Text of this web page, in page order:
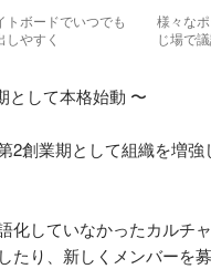
トボードでいつでも
しやすく
様々な
じ場で
として本格始動 〜
2創業期として組織を増
化していなかったカルチ
たり、新しくメンバーを